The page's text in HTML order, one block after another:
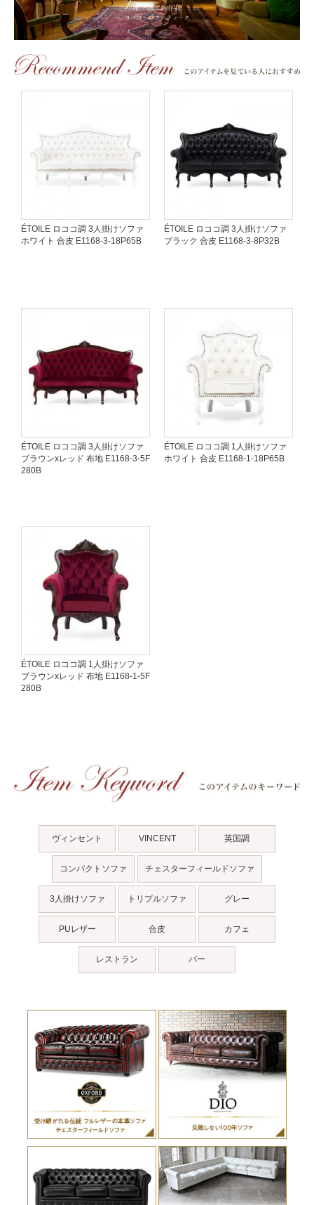
ÉTOILE ロココ調 3人掛けソファ
ホワイト 合皮 E1168-3-18P65B
ÉTOILE ロココ調 3人掛けソファ
ブラック 合皮 E1168-3-8P32B
ÉTOILE ロココ調 3人掛けソファ
ブラウンxレッド 布地 E1168-3-5F
280B
ÉTOILE ロココ調 1人掛けソファ
ホワイト 合皮 E1168-1-18P65B
ÉTOILE ロココ調 1人掛けソファ
ブラウンxレッド 布地 E1168-1-5F
280B
ヴィンセント VINCENT 英国調
コンパクトソファ チェスターフィールドソファ
3人掛けソファ トリプルソファ グレー
PUレザー 合皮 カフェ
レストラン バー